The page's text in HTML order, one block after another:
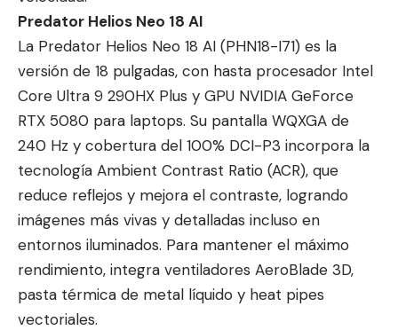
Predator Helios Neo 18 AI
La Predator Helios Neo 18 AI (PHN18-I71) es la
versión de 18 pulgadas, con hasta procesador Intel
Core Ultra 9 290HX Plus y GPU NVIDIA GeForce
RTX 5080 para laptops. Su pantalla WQXGA de
240 Hz y cobertura del 100% DCI-P3 incorpora la
tecnología Ambient Contrast Ratio (ACR), que
reduce reflejos y mejora el contraste, logrando
imágenes más vivas y detalladas incluso en
entornos iluminados. Para mantener el máximo
rendimiento, integra ventiladores AeroBlade 3D,
pasta térmica de metal líquido y heat pipes
vectoriales.